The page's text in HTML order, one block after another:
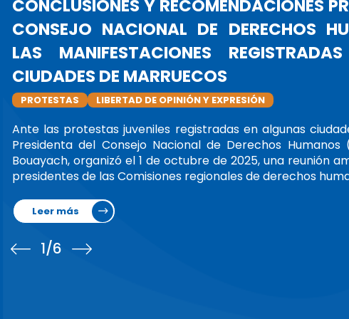
LA PRESIDENTA
OFICIALMENTE LA
PRESIDENTA ALLIANZA GLOBAL
La Sra. Amina Bouayach,
(CNDH), asumió oficialmente
de Instituciones Nacionales
marzo de 2025.Además de
Leer más
1/6